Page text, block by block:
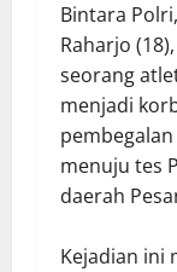
Bintara
Raharjo
seorang
menjadi
menuju tes
daerah
Kejadian ini